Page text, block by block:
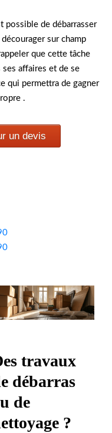
possible de débarrasser
sur champ
que cette tâche
ses affaires et de se
qui permettra de gagner
.
un devis
travaux
débarras
de
?